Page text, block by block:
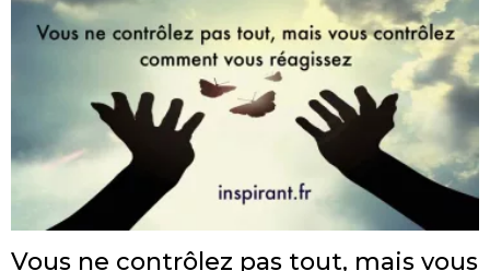
Vous ne contrôlez pas tout, mais vous